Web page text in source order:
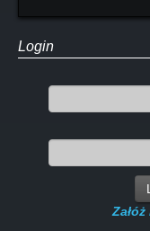
Login